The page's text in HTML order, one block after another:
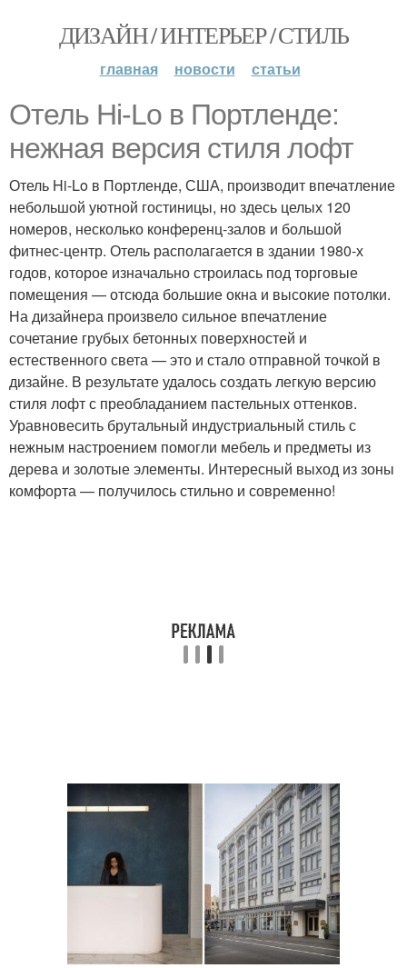
ДИЗАЙН / ИНТЕРЬЕР / СТИЛЬ
главная новости статьи
Отель Hi-Lo в Портленде:
нежная версия стиля лофт
Отель Hi-Lo в Портленде, США, производит впечатление
небольшой уютной гостиницы, но здесь целых 120
номеров, несколько конференц-залов и большой
фитнес-центр. Отель располагается в здании 1980-х
годов, которое изначально строилась под торговые
помещения — отсюда большие окна и высокие потолки.
На дизайнера произвело сильное впечатление
сочетание грубых бетонных поверхностей и
естественного света — это и стало отправной точкой в
дизайне. В результате удалось создать легкую версию
стиля лофт с преобладанием пастельных оттенков.
Уравновесить брутальный индустриальный стиль с
нежным настроением помогли мебель и предметы из
дерева и золотые элементы. Интересный выход из зоны
комфорта — получилось стильно и современно!